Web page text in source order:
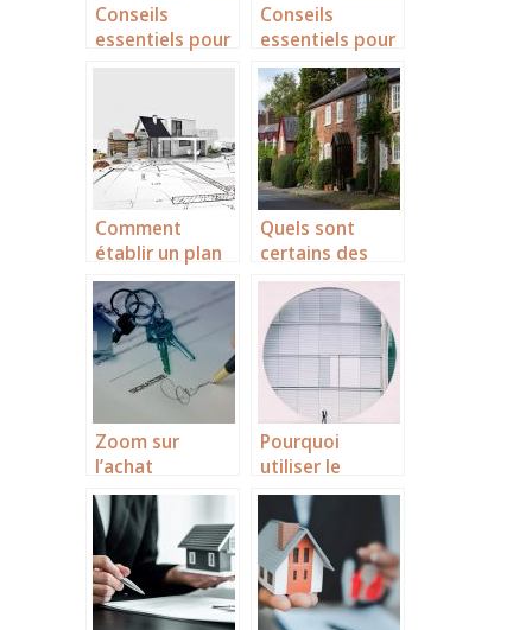
Conseils
essentiels pour
votre local
professionnel
Conseils
essentiels pour
vendre
rapidement
votre local
professionnel
Comment
établir un plan
de construction
efficace ?
Quels sont
certains des
facteurs qui
déterminent la
valeur de votre
maison ?
Zoom sur
l’achat
immobilier en
Alpilles
Pourquoi
utiliser le
logiciel BIM
pour la
conception et
la realisation
d’un projet
architectural ?